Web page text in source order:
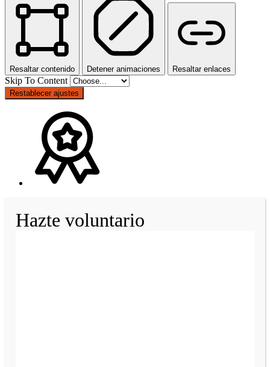
Resaltar contenido Detener animaciones Resaltar enlaces
Skip To Content
Restablecer ajustes
Hazte voluntario